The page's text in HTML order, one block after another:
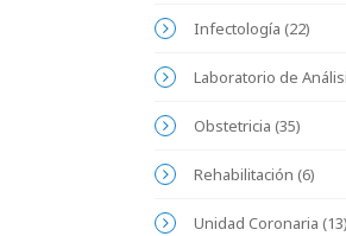
Infectología (22)
Laboratorio de
Obstetricia (35)
Rehabilitación (6)
Unidad Coronaria (13)